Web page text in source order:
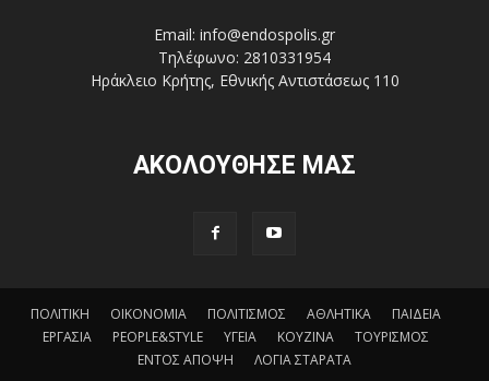
Email: info@endospolis.gr
Τηλέφωνο: 2810331954
Ηράκλειο Κρήτης, Εθνικής Αντιστάσεως 110
ΑΚΟΛΟΥΘΗΣΕ ΜΑΣ
ΠΟΛΙΤΙΚΗ ΟΙΚΟΝΟΜΙΑ ΠΟΛΙΤΙΣΜΟΣ ΑΘΛΗΤΙΚΑ
ΠΑΙΔΕΙΑ
ΕΡΓΑΣΙΑ
PEOPLE&STYLE ΥΓΕΙΑ ΚΟΥΖΙΝΑ
ΤΟΥΡΙΣΜΟΣ
ΕΝΤΟΣ ΑΠΟΨΗ
ΛΟΓΙΑ ΣΤΑΡΑΤΑ